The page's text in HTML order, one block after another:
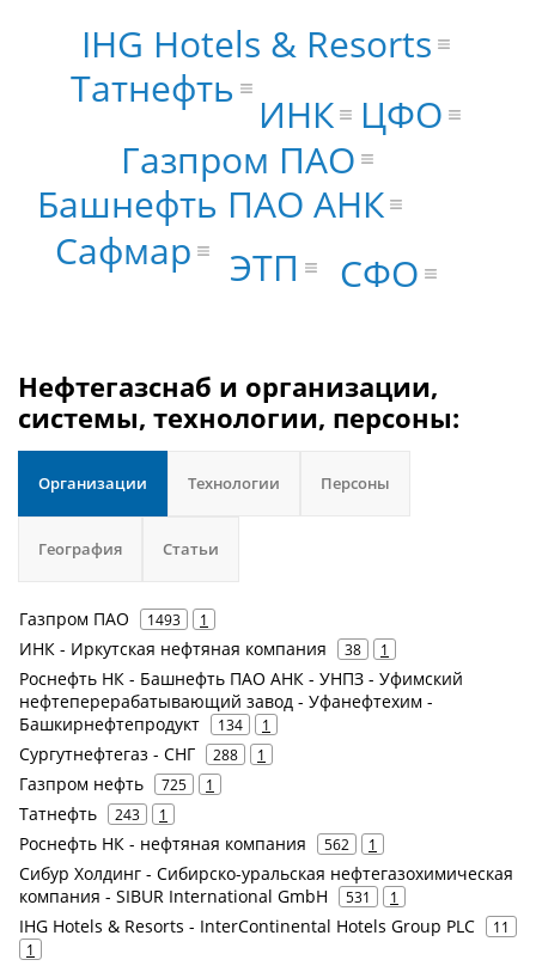
Газпром ПАО
ИНК
Башнефть ПАО АНК
Татнефть
IHG Hotels & Resorts
Сафмар ЭТП СФО
ЦФО
Нефтегазснаб и организации,
системы, технологии, персоны:
Организации Технологии Персоны
География Статьи
Газпром ПАО 1493 1
ИНК - Иркутская нефтяная компания 38 1
Роснефть НК - Башнефть ПАО АНК - УНПЗ - Уфимский
нефтеперерабатывающий завод - Уфанефтехим -
Башкирнефтепродукт
134 1
Сургутнефтегаз - СНГ 288 1
Газпром нефть 725 1
Татнефть 243 1
Роснефть НК - нефтяная компания 562 1
Сибур Холдинг - Сибирско-уральская нефтегазохимическая
компания - SIBUR International GmbH
531 1
IHG Hotels & Resorts - InterContinental Hotels Group PLC
11
1